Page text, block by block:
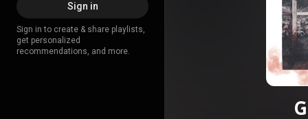
Sign in
Sign in to create & share playlists,
get personalized
recommendations, and more.